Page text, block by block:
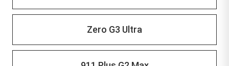
Zero G3 Ultra